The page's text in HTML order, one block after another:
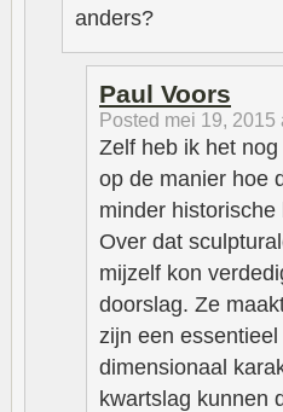
anders?
Paul Voors
Posted mei 19, 2015
Zelf heb ik het
op de manier hoe
minder historische
Over dat
mijzelf kon
doorslag. Ze
zijn een
dimensionaal
kwartslag kunnen